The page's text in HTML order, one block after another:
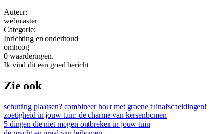
Auteur:
webmaster
Categorie:
Inrichting en onderhoud
omhoog
0 waarderingen.
Ik vind dit een goed bericht
Zie ook
schutting plaatsen? combineer hout met groene tuinafscheidingen!
zoetigheid in jouw tuin: de charme van kersenbomen
5 dingen die niet mogen ontbreken in jouw tuin